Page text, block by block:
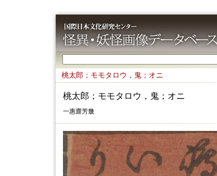
桃太郎；モモタロウ，鬼；オニ
桃太郎；モモタロウ，鬼；オニ
一惠齋芳㡬